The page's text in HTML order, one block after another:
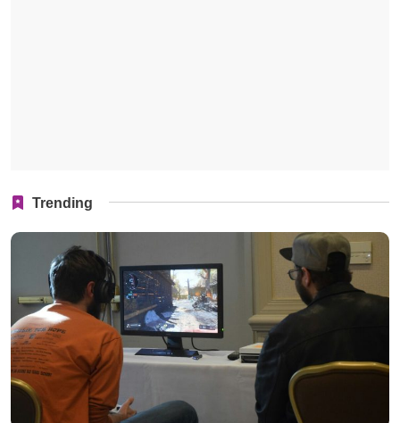
Trending